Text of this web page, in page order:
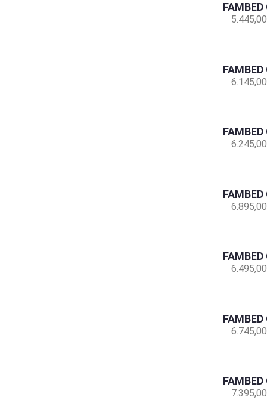
5.445,00
6.145,00
6.245,00
6.895,00
6.495,00
6.745,00
7.395,00